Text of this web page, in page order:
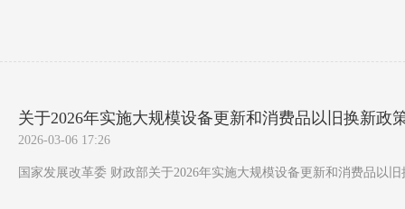
关于2026年实施大规模设备更新和消费品以旧换新政
2026-03-06 17:26
国家发展改革委 财政部关于2026年实施大规模设备更新和消费品以